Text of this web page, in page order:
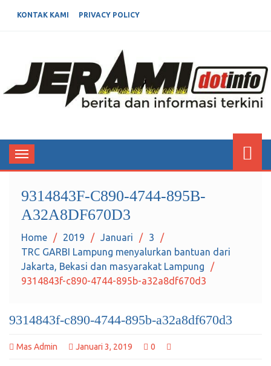
KONTAK KAMI PRIVACY POLICY
JERAMIDOTINFO
Toggle
navigation
9314843F-C890-4744-895B-
A32A8DF670D3
Home 2019 Januari
3
TRC GARBI Lampung menyalurkan bantuan dari
Jakarta, Bekasi dan masyarakat Lampung
9314843f-c890-4744-895b-a32a8df670d3
9314843f-c890-4744-895b-a32a8df670d3
Mas Admin Januari 3, 2019 0